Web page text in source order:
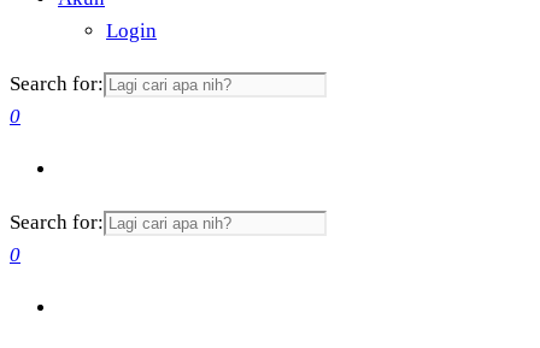
Login
Search for:
0
Search for:
0